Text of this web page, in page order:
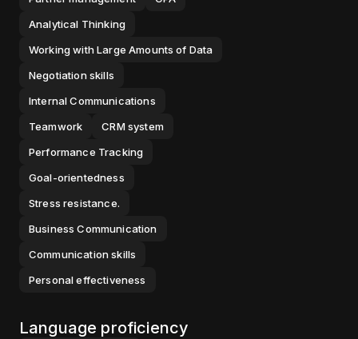
Analytical Thinking
Working with Large Amounts of Data
Negotiation skills
Internal Communications
Teamwork
CRM system
Performance Tracking
Goal-orientedness
Stress resistance.
Business Communication
Communication skills
Personal effectiveness
Language proficiency